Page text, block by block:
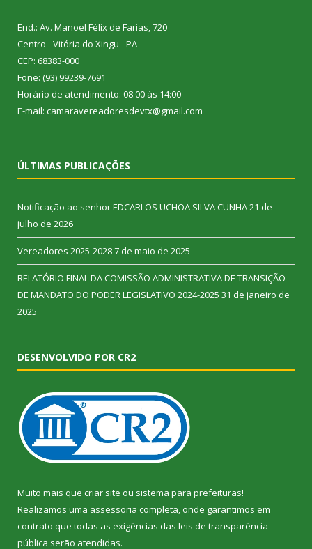
End.: Av. Manoel Félix de Farias, 720
Centro - Vitória do Xingu - PA
CEP: 68383-000
Fone: (93) 99239-7691
Horário de atendimento: 08:00 às 14:00
E-mail: camaravereadoresdevtx@gmail.com
ÚLTIMAS PUBLICAÇÕES
Notificação ao senhor EDCARLOS UCHOA SILVA CUNHA21 de
julho de 2026
Vereadores 2025-20287 de maio de 2025
RELATÓRIO FINAL DA COMISSÃO ADMINISTRATIVA DE TRANSIÇÃO
DE MANDATO DO PODER LEGISLATIVO 2024-2025 31 de janeiro de
2025
DESENVOLVIDO POR CR2
Muito mais que criar site ou sistema para prefeituras!
Realizamos uma assessoria completa, onde garantimos em
contrato que todas as exigências das leis de transparência
pública serão atendidas.